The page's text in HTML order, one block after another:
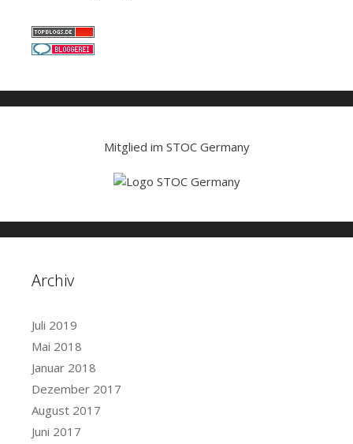
Mitglied im STOC Germany
Archiv
Juli 2019
Mai 2018
Januar 2018
Dezember 2017
August 2017
Juni 2017